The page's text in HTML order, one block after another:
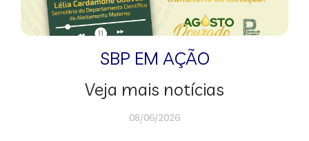
SBP EM AÇÃO
Veja mais notícias
08/06/2026